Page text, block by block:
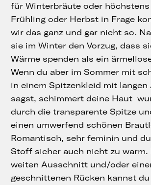
für Winterbräute oder
Frühling oder Herbst in Frage
wir das ganz und gar nicht so.
sie im Winter den Vorzug, dass
Wärme spenden als ein
Wenn du aber im Sommer mit
in einem Spitzenkleid mit langen
sagst, schimmert deine Haut
durch die transparente Spitze
einen umwerfend schönen
Romantisch, sehr feminin und
Stoff sicher auch nicht zu warm.
weiten Ausschnitt und/oder
geschnittenen Rücken kannst